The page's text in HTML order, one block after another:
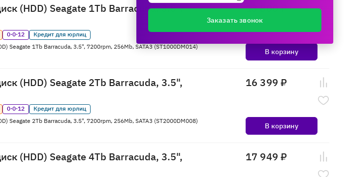
(HDD) Seagate 1Tb Barracuda, 3.5",
0·0·12
Кредит для юрлиц
Seagate 1Tb Barracuda, 3.5", 7200rpm, 256Mb, SATA3 (ST1000DM014)
13 800 ₽
В корзину
(HDD) Seagate 2Tb Barracuda, 3.5",
0·0·12
Кредит для юрлиц
Seagate 2Tb Barracuda, 3.5", 7200rpm, 256Mb, SATA3 (ST2000DM008)
16 399 ₽
В корзину
(HDD) Seagate 4Tb Barracuda, 3.5",
17 949 ₽
Заказать звонок